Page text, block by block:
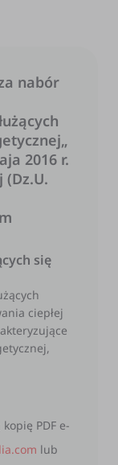
nabór
2016 r.
się
ciepłej
PDF e-
lub